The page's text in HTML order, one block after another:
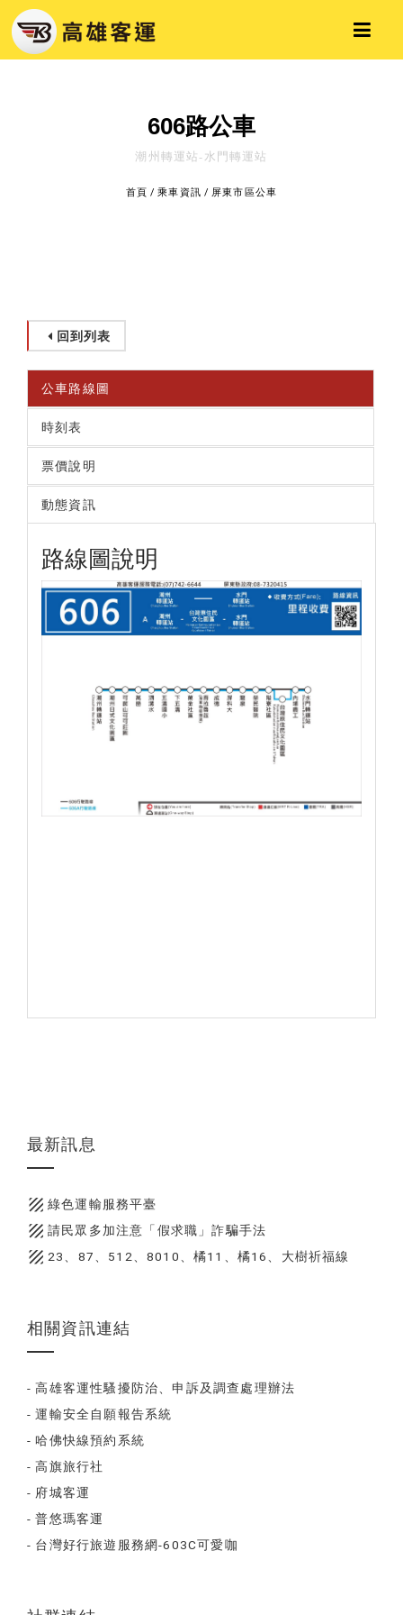
606路公車
潮州轉運站-水門轉運站
首頁 /乘車資訊 / 屏東市區公車
回到列表
公車路線圖
時刻表
票價說明
動態資訊
路線圖說明
最新訊息
texture 綠色運輸服務平臺
texture 請民眾多加注意「假求職」詐騙手法
texture 23、87、512、8010、橘11、橘16、大樹祈福線
相關資訊連結
- 高雄客運性騷擾防治、申訴及調查處理辦法
- 運輸安全自願報告系統
- 哈佛快線預約系統
- 高旗旅行社
- 府城客運
- 普悠瑪客運
- 台灣好行旅遊服務網-603C可愛咖